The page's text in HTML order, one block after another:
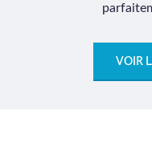
VOIR